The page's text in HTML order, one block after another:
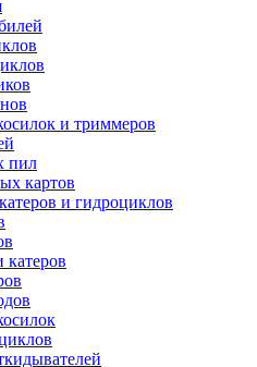
и триммеров
пил
картов
и гидроциклов
катеров